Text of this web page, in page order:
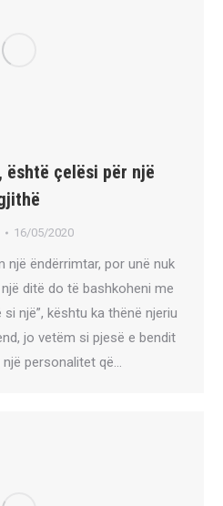
është çelësi për një
16/05/2020
një ëndërrimtar, por unë nuk
ditë do të bashkoheni me
një”, kështu ka thënë njeriu
jo vetëm si pjesë e bendit
personalitet që…